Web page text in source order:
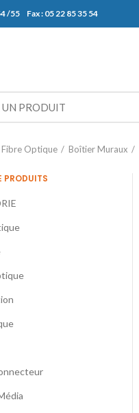
/55 Fax : 05 22 85 35 54
Optique Boîtier Muraux
PRODUITS